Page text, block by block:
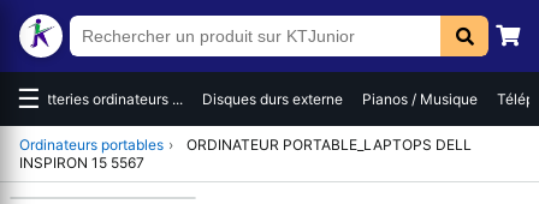
☰Batteries ordinateurs ... Disques durs externe Pianos / Musique
Ordinateurs portables ›
ORDINATEUR PORTABLE_LAPTOPS DELL
INSPIRON 15 5567